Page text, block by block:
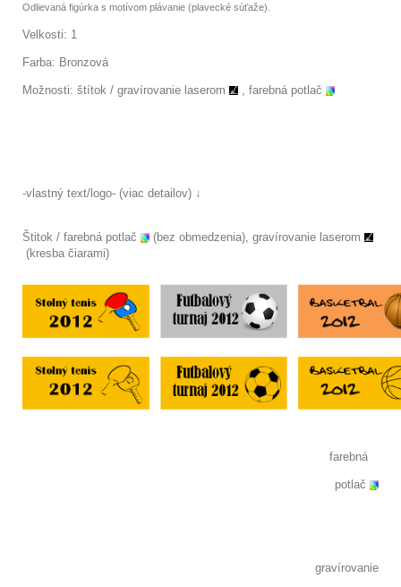
Odlievaná figúrka s motívom plávanie (plavecké súťaže).
Velkosti: 1
Farba: Bronzová
Možnosti: štítok / gravírovanie laserom , farebná potlač
-vlastný text/logo- (viac detailov) ↓
Štitok / farebná potlač
(bez obmedzenia), gravírovanie laserom
(kresba čiarami)
farebná
potlač
gravírovanie